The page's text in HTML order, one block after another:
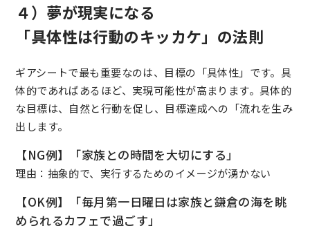
４）夢が現実になる
「具体性は行動のキッカケ」の法則
ギアシートで最も重要なのは、目標の「具体性」です。具
体的であればあるほど、実現可能性が高まります。具体的
な目標は、自然と行動を促し、目標達成への「流れを生み
出します。
【NG例】「家族との時間を大切にする」
理由：抽象的で、実行するためのイメージが湧かない
【OK例】「毎月第一日曜日は家族と鎌倉の海を眺
められるカフェで過ごす」